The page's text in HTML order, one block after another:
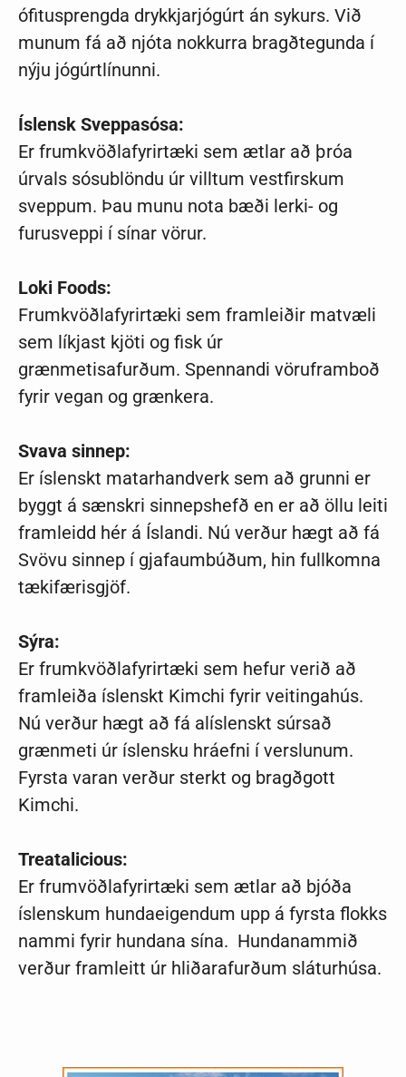
ófitusprengda drykkjarjógúrt án sykurs. Við
munum fá að njóta nokkurra bragðtegunda í
nýju jógúrtlínunni.
Íslensk Sveppasósa:
Er frumkvöðlafyrirtæki sem ætlar að þróa
úrvals sósublöndu úr villtum vestfirskum
sveppum. Þau munu nota bæði lerki- og
furusveppi í sínar vörur.
Loki Foods:
Frumkvöðlafyrirtæki sem framleiðir matvæli
sem líkjast kjöti og fisk úr
grænmetisafurðum. Spennandi vöruframboð
fyrir vegan og grænkera.
Svava sinnep:
Er íslenskt matarhandverk sem að grunni er
byggt á sænskri sinnepshefð en er að öllu leiti
framleidd hér á Íslandi. Nú verður hægt að fá
Svövu sinnep í gjafaumbúðum, hin fullkomna
tækifærisgjöf.
Sýra:
Er frumkvöðlafyrirtæki sem hefur verið að
framleiða íslenskt Kimchi fyrir veitingahús.
Nú verður hægt að fá alíslenskt súrsað
grænmeti úr íslensku hráefni í verslunum.
Fyrsta varan verður sterkt og bragðgott
Kimchi.
Treatalicious:
Er frumvöðlafyrirtæki sem ætlar að bjóða
íslenskum hundaeigendum upp á fyrsta flokks
nammi fyrir hundana sína. Hundanammið
verður framleitt úr hliðarafurðum sláturhúsa.